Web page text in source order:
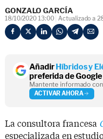
GONZALO GARCÍA
18/10/2020 13:00 Actualizado a
AñadirHíbridos y
preferida de
Mantente informado
ACTIVAR AHORA
La consultora francesa
especializada en